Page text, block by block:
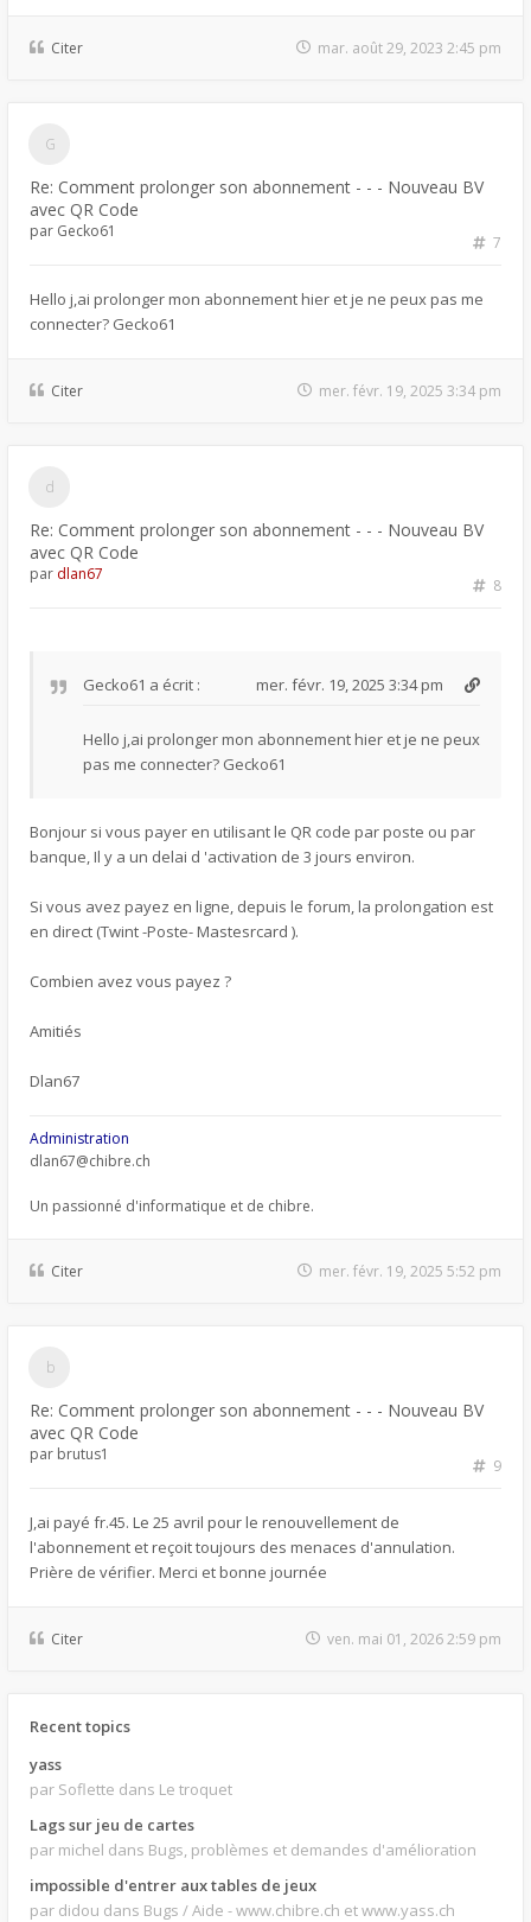
Citer mar. août 29, 2023 2:45 pm
Re: Comment prolonger son abonnement - - - Nouveau BV
avec QR Code
7
par Gecko61
Hello j,ai prolonger mon abonnement hier et je ne peux pas me
connecter? Gecko61
Citer mer. févr. 19, 2025 3:34 pm
Re: Comment prolonger son abonnement - - - Nouveau BV
avec QR Code
8
par dlan67
Gecko61 a écrit : mer. févr. 19, 2025 3:34 pm
Hello j,ai prolonger mon abonnement hier et je ne peux
pas me connecter? Gecko61
Bonjour si vous payer en utilisant le QR code par poste ou par
banque, Il y a un delai d 'activation de 3 jours environ.
Si vous avez payez en ligne, depuis le forum, la prolongation est
en direct (Twint -Poste- Mastesrcard ).
Combien avez vous payez ?
Amitiés
Dlan67
Administration
dlan67@chibre.ch
Un passionné d'informatique et de chibre.
Citer mer. févr. 19, 2025 5:52 pm
Re: Comment prolonger son abonnement - - - Nouveau BV
avec QR Code
9
par brutus1
J,ai payé fr.45. Le 25 avril pour le renouvellement de
l'abonnement et reçoit toujours des menaces d'annulation.
Prière de vérifier. Merci et bonne journée
Citer ven. mai 01, 2026 2:59 pm
Recent topics
yass
par Soflette dans Le troquet
Lags sur jeu de cartes
par michel dans Bugs, problèmes et demandes d'amélioration
impossible d'entrer aux tables de jeux
par didou dans Bugs / Aide - www.chibre.ch et www.yass.ch